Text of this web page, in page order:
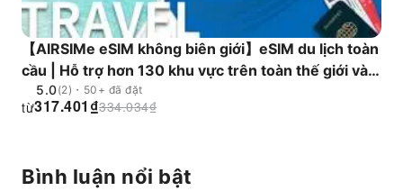
【AIRSIMe eSIM không biên giới】eSIM du lịch toàn
cầu | Hỗ trợ hơn 130 khu vực trên toàn thế giới và
có thể tái sử dụng
5.0(2)・50+ đã đặt
₫
317.401
từ ₫
334.034
Bình luận nổi bật